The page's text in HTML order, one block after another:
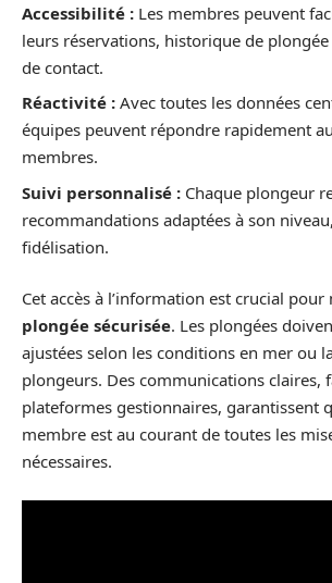
Accessibilité : Les membres peuvent
leurs réservations, historique de
de contact.
Réactivité : Avec toutes les données
équipes peuvent répondre rapidement
membres.
Suivi personnalisé : Chaque plongeur
recommandations adaptées à son
fidélisation.
Cet accès à l’information est crucial
plongée sécurisée. Les plongées
ajustées selon les conditions en mer ou
plongeurs. Des communications claires,
plateformes gestionnaires, garantissent
membre est au courant de toutes les
nécessaires.